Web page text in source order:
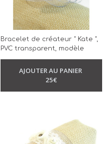
Bracelet de créateur " Kate ",
PVC transparent, modèle
unique, réalisé à la main
BraceletAJOUTER AU PANIER
25€